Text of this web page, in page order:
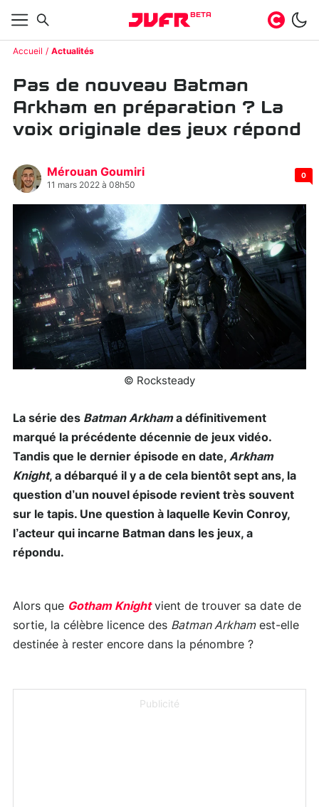
BETA
Accueil Actualités
Pas de nouveau Batman
Arkham en préparation ? La
voix originale des jeux répond
Mérouan Goumiri
11 mars 2022 à 08h50
0
© Rocksteady
La série des Batman Arkhama définitivement
marqué la précédente décennie de jeux vidéo.
Tandis que le dernier épisode en date, Arkham
Knight, a débarqué il y a de cela bientôt sept ans, la
question d’un nouvel épisode revient très souvent
sur le tapis. Une question à laquelle Kevin Conroy,
l’acteur qui incarne Batman dans les jeux, a
répondu.
Alors que Gotham Knightvient de trouver sa date de
sortie, la célèbre licence des Batman Arkhamest-elle
destinée à rester encore dans la pénombre ?
Publicité